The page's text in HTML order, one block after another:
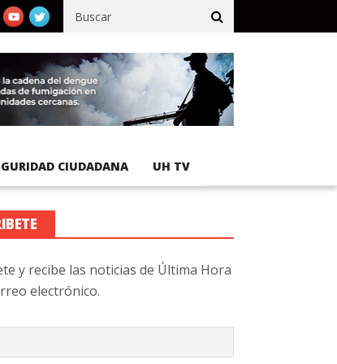
92 % de avance en obras de terracería
CIUDADANA UH TV
y recibe las noticias de Última Hora
electrónico.